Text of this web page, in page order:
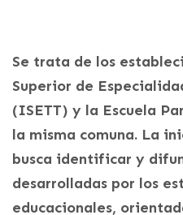
Se trata de los
Superior de
(ISETT) y la Escuela
la misma comuna. La
busca identificar y
desarrolladas por los
educacionales,